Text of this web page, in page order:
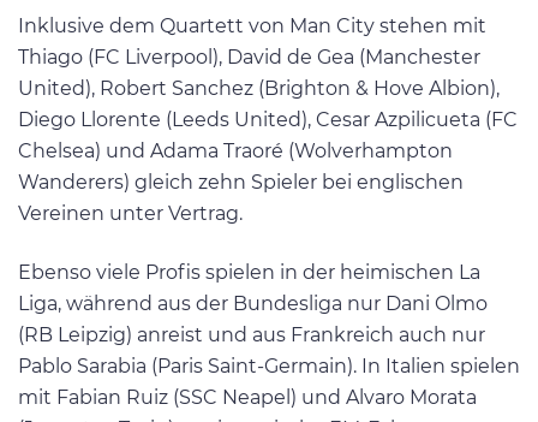
Inklusive dem Quartett von Man City stehen mit
Thiago (FC Liverpool), David de Gea (Manchester
United), Robert Sanchez (Brighton & Hove Albion),
Diego Llorente (Leeds United), Cesar Azpilicueta (FC
Chelsea) und Adama Traoré (Wolverhampton
Wanderers) gleich zehn Spieler bei englischen
Vereinen unter Vertrag.
Ebenso viele Profis spielen in der heimischen La
Liga, während aus der Bundesliga nur Dani Olmo
(RB Leipzig) anreist und aus Frankreich auch nur
Pablo Sarabia (Paris Saint-Germain). In Italien spielen
mit Fabian Ruiz (SSC Neapel) und Alvaro Morata